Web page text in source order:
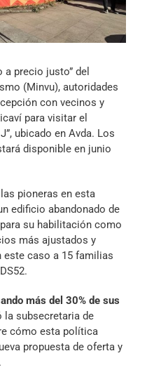
a precio justo” del
(Minvu), autoridades
con vecinos y
para visitar el
ubicado en Avda. Los
disponible en junio
pioneras en esta
edificio abandonado de
su habilitación como
más ajustados y
este caso a 15 familias
más del 30% de sus
la subsecretaria de
cómo esta política
propuesta de oferta y